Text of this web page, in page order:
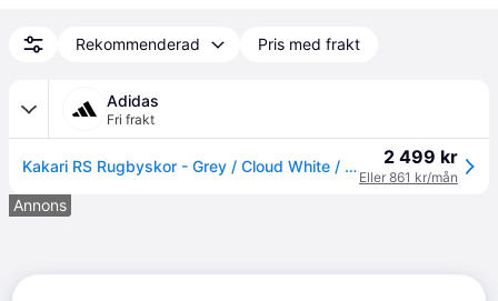
Rekommenderad Pris med frakt
Adidas
Fri frakt
Kakari RS Rugbyskor - Grey / Cloud White / Carbon - 41 1/3 2 499 kr
Eller 861 kr/mån
Annons